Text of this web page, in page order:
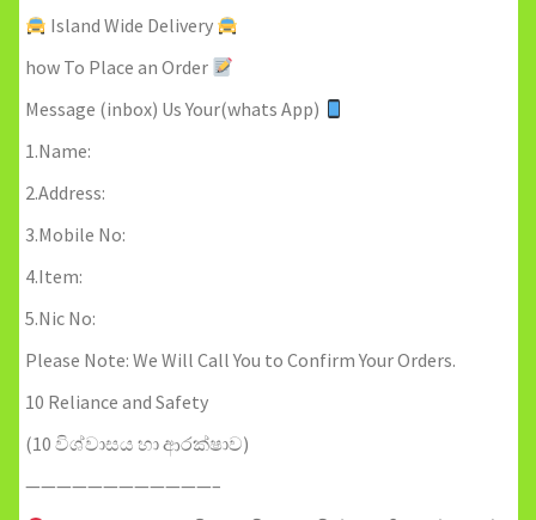
Island Wide Delivery
how To Place an Order
Message (inbox) Us Your(whats App)
1.Name:
2.Address:
3.Mobile No:
4.Item:
5.Nic No:
Please Note: We Will Call You to Confirm Your Orders.
10 Reliance and Safety
(10 විශ්වාසය හා ආරක්ෂාව)
————————————–